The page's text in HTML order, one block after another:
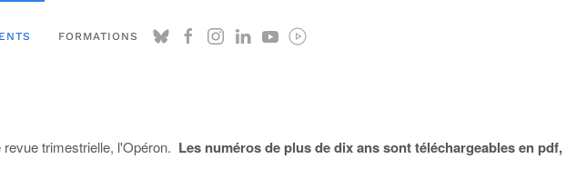
FORMATIONS
trimestrielle, l'Opéron. Les numéros de plus de dix ans sont téléchargeables en